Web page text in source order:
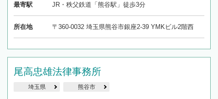
最寄駅 JR・秩父鉄道「熊谷駅」徒歩3分
所在地 〒360-0032 埼玉県熊谷市銀座2-39 YMKビル2階西
尾高忠雄法律事務所
埼玉県 熊谷市